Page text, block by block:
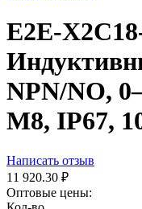
E2E-
NPN/NO,
М8, IP67,
Написать отзыв
11 920.30 ₽
Оптовые цены: